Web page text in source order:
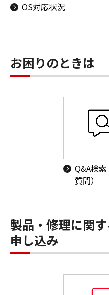
OS対応状況
お困りのときは
Q&A検
質問）
製品・修理に関
申し込み